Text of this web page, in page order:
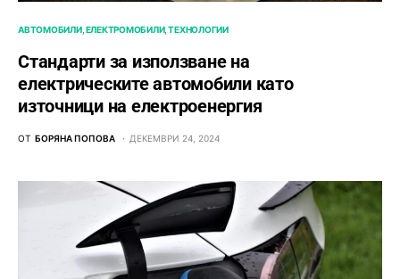
АВТОМОБИЛИ ЕЛЕКТРОМОБИЛИ ТЕХНОЛОГИИ
Стандарти за използване на
електрическите автомобили като
източници на електроенергия
ОТ БОРЯНА ПОПОВА ДЕКЕМВРИ 24, 2024